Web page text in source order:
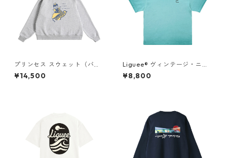
プリンセス スウェット（バッ
クプリント）× Liguee®️糸の鳥
ロゴ（刺繍）
¥14,500
Liguee®️ ヴィンテージ・ニュ
アンス Tシャツ（刺繍ロゴ）タ
ーコイズブルー
¥8,800